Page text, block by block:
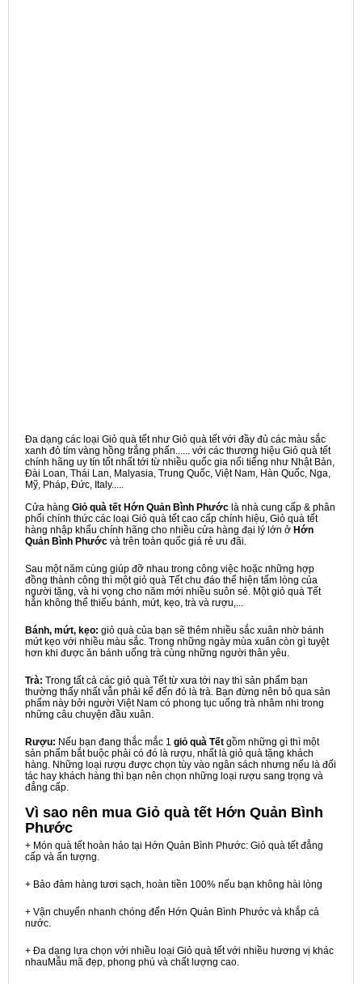
Đa dạng các loại Giỏ quà tết như Giỏ quà tết với đầy đủ các màu sắc
xanh đỏ tím vàng hồng trắng phấn...... với các thương hiệu Giỏ quà tết
chính hãng uy tín tốt nhất tới từ nhiều quốc gia nổi tiếng như Nhật Bản,
Đài Loan, Thái Lan, Malyasia, Trung Quốc, Việt Nam, Hàn Quốc, Nga,
Mỹ, Pháp, Đức, Italy.....
Cửa hàng Giỏ quà tết Hớn Quản Bình Phước là nhà cung cấp & phân
phối chính thức các loại Giỏ quà tết cao cấp chính hiệu, Giỏ quà tết
hàng nhập khẩu chính hãng cho nhiều cửa hàng đại lý lớn ở Hớn
Quản Bình Phước và trên toàn quốc giá rẻ ưu đãi.
Sau một năm cùng giúp đỡ nhau trong công việc hoặc những hợp
đồng thành công thì một giỏ quà Tết chu đáo thể hiện tấm lòng của
người tặng, và hi vọng cho năm mới nhiều suôn sẻ. Một giỏ quà Tết
hẳn không thể thiếu bánh, mứt, kẹo, trà và rượu,...
Bánh, mứt, kẹo: giỏ quà của bạn sẽ thêm nhiều sắc xuân nhờ bánh
mứt kẹo với nhiều màu sắc. Trong những ngày mùa xuân còn gì tuyệt
hơn khi được ăn bánh uống trà cùng những người thân yêu.
Trà: Trong tất cả các giỏ quà Tết từ xưa tới nay thì sản phẩm bạn
thường thấy nhất vẫn phải kể đến đó là trà. Bạn đừng nên bỏ qua sản
phẩm này bởi người Việt Nam có phong tục uống trà nhâm nhi trong
những câu chuyện đầu xuân.
Rượu: Nếu bạn đang thắc mắc 1 giỏ quà Tết gồm những gì thì một
sản phẩm bắt buộc phải có đó là rượu, nhất là giỏ quà tặng khách
hàng. Những loại rượu được chọn tùy vào ngân sách nhưng nếu là đối
tác hay khách hàng thì bạn nên chọn những loại rượu sang trọng và
đẳng cấp.
Vì sao nên mua Giỏ quà tết Hớn Quản Bình
Phước
+ Món quà tết hoàn hảo tại Hớn Quản Bình Phước: Giỏ quà tết đẳng
cấp và ấn tượng.
+ Bảo đảm hàng tươi sạch, hoàn tiền 100% nếu bạn không hài lòng
+ Vận chuyển nhanh chóng đến Hớn Quản Bình Phước và khắp cả
nước.
+ Đa dạng lựa chọn với nhiều loại Giỏ quà tết với nhiều hương vị khác
nhauMẫu mã đẹp, phong phú và chất lượng cao.